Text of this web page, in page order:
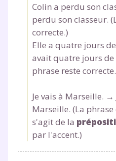
Colin a perdu son
perdu son classeur.
correcte.)
Elle a quatre jours
avaitquatre jours de
phrase reste
Je vais à Marseille. →
Marseille. (La
s'agit de la
par l'accent.)